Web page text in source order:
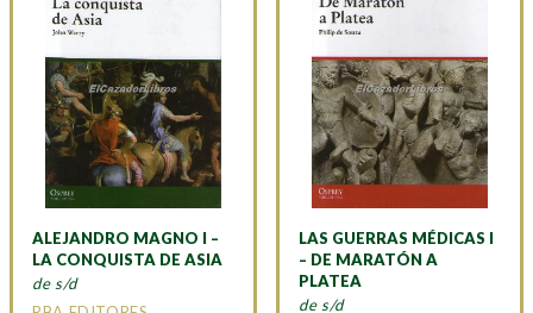
ALEJANDRO MAGNO I –
LA CONQUISTA DE ASIA
de s/d
LAS GUERRAS MÉDICAS I
– DE MARATÓN A
PLATEA
de s/d